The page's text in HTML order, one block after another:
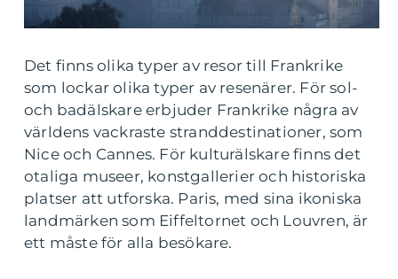
Det finns olika typer av resor till Frankrike
som lockar olika typer av resenärer. För sol-
och badälskare erbjuder Frankrike några av
världens vackraste stranddestinationer, som
Nice och Cannes. För kulturälskare finns det
otaliga museer, konstgallerier och historiska
platser att utforska. Paris, med sina ikoniska
landmärken som Eiffeltornet och Louvren, är
ett måste för alla besökare.